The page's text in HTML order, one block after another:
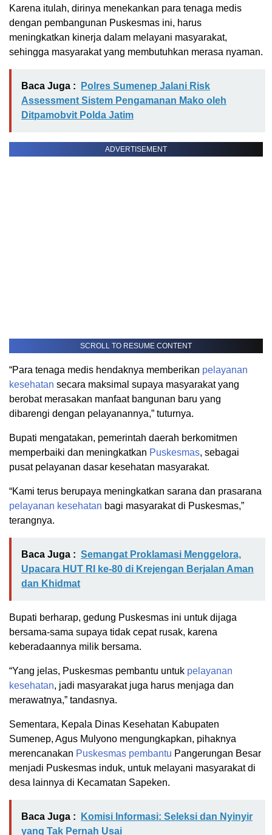
Karena itulah, dirinya menekankan para tenaga medis
dengan pembangunan Puskesmas ini, harus
meningkatkan kinerja dalam melayani masyarakat,
sehingga masyarakat yang membutuhkan merasa nyaman.
Baca Juga :
Polres Sumenep Jalani Risk
Assessment Sistem Pengamanan Mako oleh
Ditpamobvit Polda Jatim
ADVERTISEMENT
SCROLL TO RESUME CONTENT
“Para tenaga medis hendaknya memberikan pelayanan
kesehatan secara maksimal supaya masyarakat yang
berobat merasakan manfaat bangunan baru yang
dibarengi dengan pelayanannya,” tuturnya.
Bupati mengatakan, pemerintah daerah berkomitmen
memperbaiki dan meningkatkan Puskesmas, sebagai
pusat pelayanan dasar kesehatan masyarakat.
“Kami terus berupaya meningkatkan sarana dan prasarana
pelayanan kesehatan bagi masyarakat di Puskesmas,”
terangnya.
Baca Juga : Semangat Proklamasi Menggelora,
Upacara HUT RI ke-80 di Krejengan Berjalan Aman
dan Khidmat
Bupati berharap, gedung Puskesmas ini untuk dijaga
bersama-sama supaya tidak cepat rusak, karena
keberadaannya milik bersama.
“Yang jelas, Puskesmas pembantu untuk pelayanan
kesehatan, jadi masyarakat juga harus menjaga dan
merawatnya,” tandasnya.
Sementara, Kepala Dinas Kesehatan Kabupaten
Sumenep, Agus Mulyono mengungkapkan, pihaknya
merencanakan Puskesmas pembantu Pangerungan Besar
menjadi Puskesmas induk, untuk melayani masyarakat di
desa lainnya di Kecamatan Sapeken.
Baca Juga :
Komisi Informasi: Seleksi dan Nyinyir
yang Tak Pernah Usai